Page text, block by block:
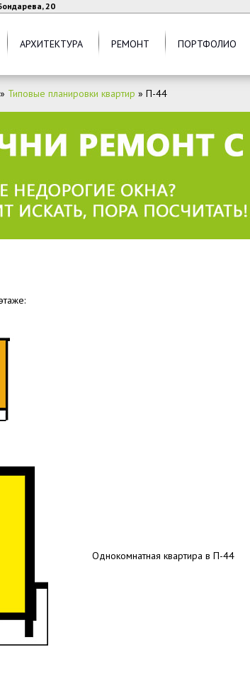
20
АРХИТЕКТУРА РЕМОНТ ПОРТФОЛИО
» Типовые планировки квартир » П-44
Однокомнатная квартира в П-44